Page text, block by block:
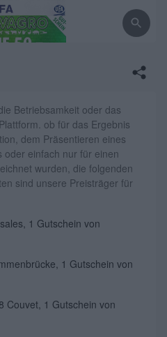
Betriebsamkeit oder das
ob für das Ergebnis
dem Präsentieren eines
oder einfach nur für einen
wurden, die folgenden
sind unsere Preisträger für
1 Gutschein von
1 Gutschein von
Couvet, 1 Gutschein von